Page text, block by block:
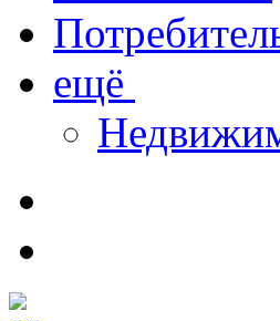
ещё